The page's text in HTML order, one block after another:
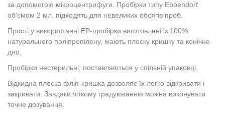
за допомогою мікроцентрифуги. Пробірки типу Eppendorf
об'ємом 2 мл. підходять для невеликих обсягів проб.
Прості у використанні EP-пробірки виготовлені із 100%
натурального поліпропілену, мають плоску кришку та конічне
дно.
Пробірки нестерильні, поставляються у спільній упаковці.
Відкидна плоска фліп-кришка дозволяє їх легко відкривати і
закривати. Завдяки чіткому градуюванню можна виконувати
точне дозування.